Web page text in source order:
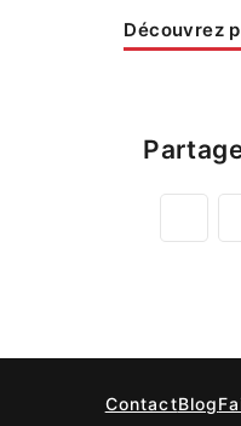
Découvrez
ContactBlog